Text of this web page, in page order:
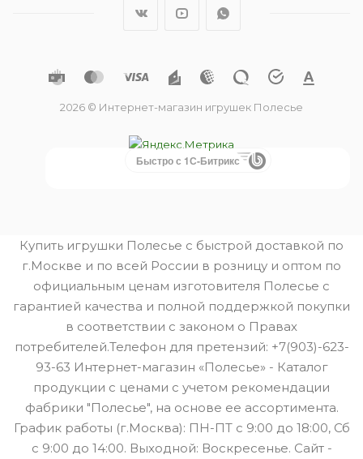
2026 © Интернет-магазин игрушек Полесье
Быстро с 1С-Битрикс
Купить игрушки Полесье с быстрой доставкой по
г.Москве и по всей России в розницу и оптом по
официальным ценам изготовителя Полесье с
гарантией качества и полной поддержкой покупки
в соответствии с законом о Правах
потребителей.Телефон для претензий: +7(903)-623-
93-63 Интернет-магазин «Полесье» - Каталог
продукции с ценами с учетом рекомендации
фабрики "Полесье", на основе ее ассортимента.
График работы (г.Москва): ПН-ПТ с 9:00 до 18:00, Сб
с 9:00 до 14:00. Выходной: Воскресенье. Сайт -